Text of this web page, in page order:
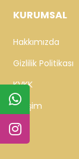
KURUMSAL
Hakkımızda
Gizlilik Politikası
KVKK
İletişim